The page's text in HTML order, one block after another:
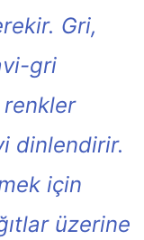
Gri,
gri
renkler
dinlendirir.
için
üzerine